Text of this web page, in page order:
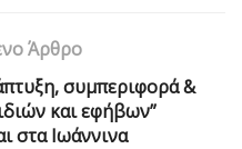
Άρθρο
συμπεριφορά &
και εφήβων”
στα Ιωάννινα